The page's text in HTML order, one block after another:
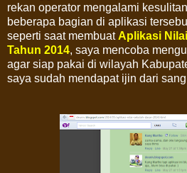
rekan operator mengalami
beberapa bagian di aplikasi
seperti saat membuat Aplikasi
Tahun 2014, saya mencoba
agar siap pakai di wilayah
saya sudah mendapat ijin dari